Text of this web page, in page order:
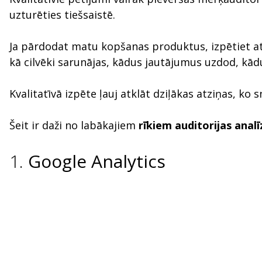
uzturēties tiešsaistē.
Ja pārdodat matu kopšanas produktus, izpētiet
kā cilvēki sarunājas, kādus jautājumus uzdod,
Kvalitatīvā izpēte ļauj atklāt dziļākas atziņas, ko
Šeit ir daži no labākajiem rīkiem auditorijas
1. Google Analytics